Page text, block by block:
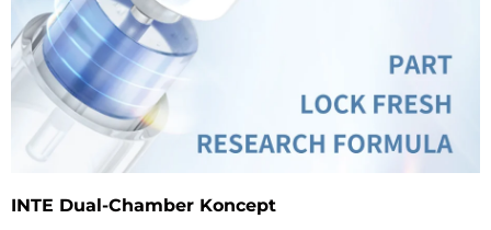
INTE Dual-Chamber Koncept